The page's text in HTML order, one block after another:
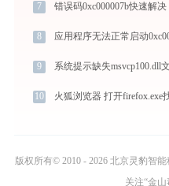
7 错误码0xc000007b快速解决
8 应用程序无法正常启动
9 系统提示缺失msvcp100.dll
10 火狐浏览器 打开firefox.exe
版权所有© 2010 - 2026 北京灵豹智
关注“金